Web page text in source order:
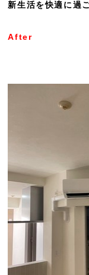
新生活を快適に過
After